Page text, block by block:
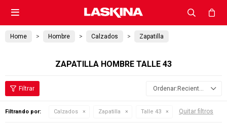

Home Hombre Calzados Zapatilla
ZAPATILLA HOMBRE TALLE 43
Recientes
Filtrando por: Calzados Zapatilla Talle 43 Quitar filtros